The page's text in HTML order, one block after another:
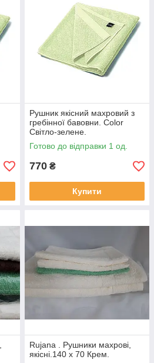
Рушник якісний махровий з
гребінної бавовни. Color
Світло-зелене.
Готово до відправки 1 од.
770 ₴
Купити
Rujana . Рушники махрові,
якісні.140 х 70 Крем.